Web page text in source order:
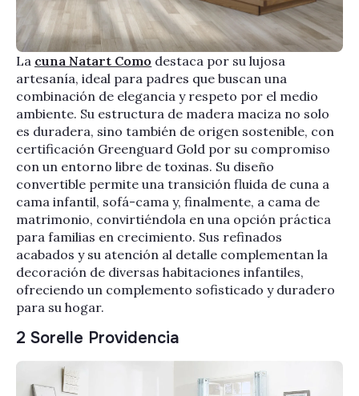
La cuna Natart Como destaca por su lujosa
artesanía, ideal para padres que buscan una
combinación de elegancia y respeto por el medio
ambiente. Su estructura de madera maciza no solo
es duradera, sino también de origen sostenible, con
certificación Greenguard Gold por su compromiso
con un entorno libre de toxinas. Su diseño
convertible permite una transición fluida de cuna a
cama infantil, sofá-cama y, finalmente, a cama de
matrimonio, convirtiéndola en una opción práctica
para familias en crecimiento. Sus refinados
acabados y su atención al detalle complementan la
decoración de diversas habitaciones infantiles,
ofreciendo un complemento sofisticado y duradero
para su hogar.
2 Sorelle Providencia